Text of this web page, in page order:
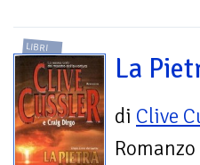
LIBRI
La
di Clive
Romanzo